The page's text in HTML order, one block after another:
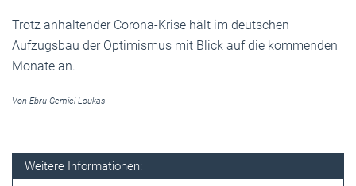
Trotz anhaltender Corona-Krise hält im deutschen
Aufzugsbau der Optimismus mit Blick auf die kommenden
Monate an.
Von Ebru Gemici-Loukas
Weitere Informationen: